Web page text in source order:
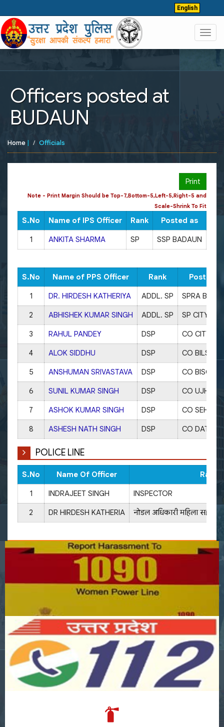
English
Officers posted at
BUDAUN
Home | Officials
Print
Note - Print Margin Should be Top-7,Bottom-5,Left-5,Right-5 and
Scale-Shrink To Fit
S.No Name of IPS Officer Rank Posted as
1 ANKITA SHARMA SP SSP BADAUN
S.No Name of PPS Officer Rank Posted
1 DR. HIRDESH KATHERIYA ADDL. SP SPRA
2 ABHISHEK KUMAR SINGH ADDL. SP SP CITY
3 RAHUL PANDEY DSP CO CITY
4 ALOK SIDDHU DSP CO BILSI
5 ANSHUMAN SRIVASTAVA DSP CO BISOLI
6 SUNIL KUMAR SINGH DSP CO UJHANI
7 ASHOK KUMAR SINGH DSP CO
8 ASHESH NATH SINGH DSP CO
POLICE LINE
S.No Name Of Officer Rank
1 INDRAJEET SINGH INSPECTOR
2 DR HIRDESH KATHERIA नोडल अधिकारी महिला